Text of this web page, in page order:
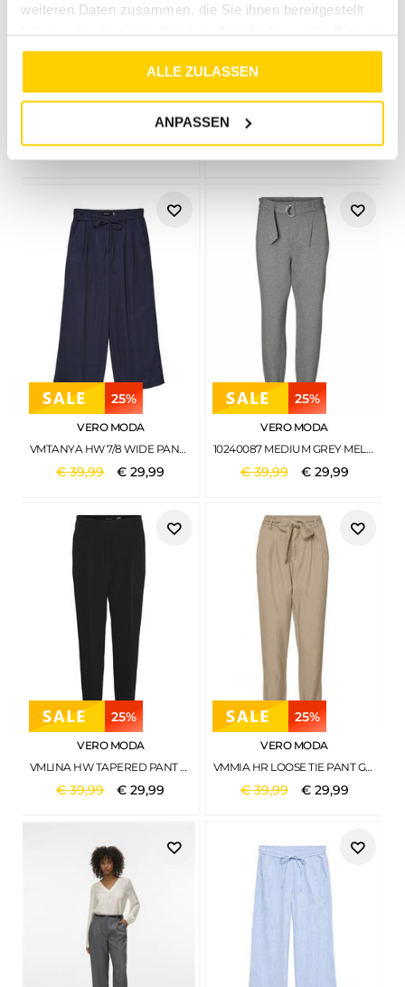
weiteren Daten zusammen, die Sie ihnen bereitgestellt
gesammelt haben.
ALLE ZULASSEN
ANPASSEN
VMEVA HR LOOSE PAPERBAG PANT GA NOOS MEDIUM GREY MELANGE
25%
VERO MODA
VMTANYA HW 7/8 WIDE PANTS BOO NAVY BLAZER
€39,99 €29,99
25%
VERO MODA
10240087 MEDIUM GREY MELANGE
€39,99 € 29,99
25%
VERO MODA
VMLINA HW TAPERED PANT NOOS BLACK
€39,99 €29,99
25%
VERO MODA
VMMIA HR LOOSE TIE PANT GA NOOS SILVER MINK
€39,99 € 29,99